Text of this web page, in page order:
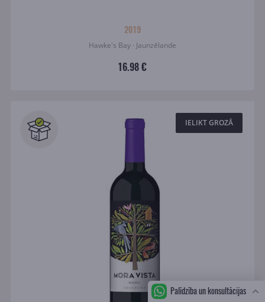
Palīdzība un konsultācijas
2019
Hawke's Bay · Jaunzēlande
16.98 €
IELIKT GROZĀ